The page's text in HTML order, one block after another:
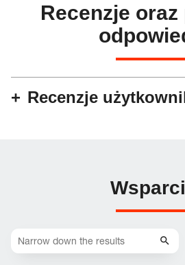
Recenzje
Recenzje